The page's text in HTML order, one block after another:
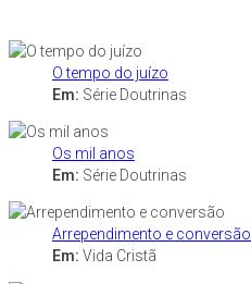
O tempo do juízo
Em: Série Doutrinas
Os mil anos
Em: Série Doutrinas
Arrependimento e conversão
Em: Vida Cristã